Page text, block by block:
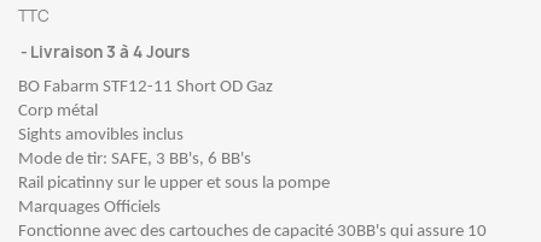
TTC
Livraison 3 à 4 Jours
BO Fabarm STF12-11 Short OD Gaz
Corp métal
Sights amovibles inclus
Mode de tir: SAFE, 3 BB's, 6 BB's
Rail picatinny sur le upper et sous la pompe
Marquages Officiels
Fonctionne avec des cartouches de capacité 30BB's qui assure 10